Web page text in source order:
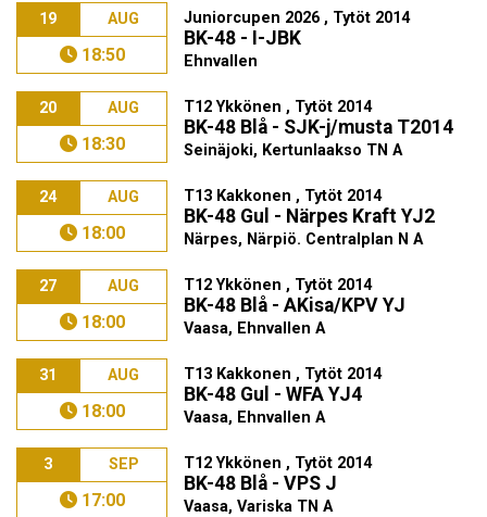
19 AUG
18:50
Juniorcupen 2026 , Tytöt 2014
BK-48 - I-JBK
Ehnvallen
20 AUG
18:30
T12 Ykkönen , Tytöt 2014
BK-48 Blå - SJK-j/musta T2014
Seinäjoki, Kertunlaakso TN A
24 AUG
18:00
T13 Kakkonen , Tytöt 2014
BK-48 Gul - Närpes Kraft YJ2
Närpes, Närpiö. Centralplan N A
27 AUG
18:00
T12 Ykkönen , Tytöt 2014
BK-48 Blå - AKisa/KPV YJ
Vaasa, Ehnvallen A
31 AUG
18:00
T13 Kakkonen , Tytöt 2014
BK-48 Gul - WFA YJ4
Vaasa, Ehnvallen A
3 SEP
17:00
T12 Ykkönen , Tytöt 2014
BK-48 Blå - VPS J
Vaasa, Variska TN A